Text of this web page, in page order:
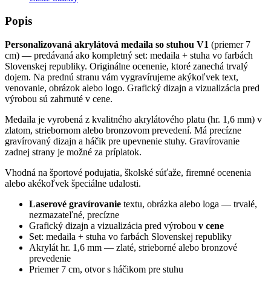
Popis
Personalizovaná akrylátová medaila so stuhou V1 (priemer 7
cm) — predávaná ako kompletný set: medaila + stuha vo farbách
Slovenskej republiky. Originálne ocenenie, ktoré zanechá trvalý
dojem. Na prednú stranu vám vygravírujeme akýkoľvek text,
venovanie, obrázok alebo logo. Grafický dizajn a vizualizácia pred
výrobou sú zahrnuté v cene.
Medaila je vyrobená z kvalitného akrylátového platu (hr. 1,6 mm) v
zlatom, striebornom alebo bronzovom prevedení. Má precízne
gravírovaný dizajn a háčik pre upevnenie stuhy. Gravírovanie
zadnej strany je možné za príplatok.
Vhodná na športové podujatia, školské súťaže, firemné ocenenia
alebo akékoľvek špeciálne udalosti.
Laserové gravírovanie textu, obrázka alebo loga — trvalé,
nezmazateľné, precízne
Grafický dizajn a vizualizácia pred výrobou v cene
Set: medaila + stuha vo farbách Slovenskej republiky
Akrylát hr. 1,6 mm — zlaté, strieborné alebo bronzové
prevedenie
Priemer 7 cm, otvor s háčikom pre stuhu